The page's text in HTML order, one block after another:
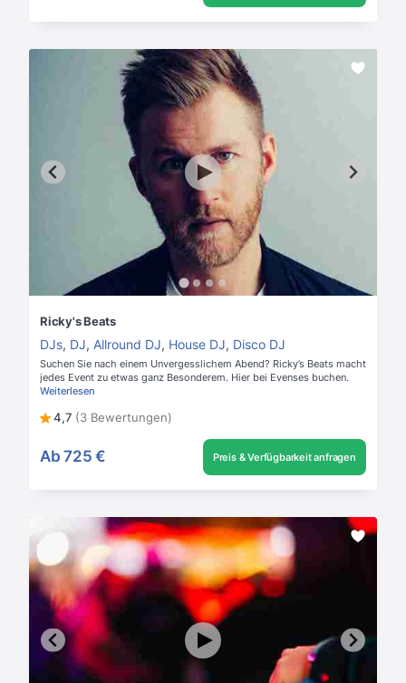
Ricky's Beats
DJs, DJ, Allround DJ, House DJ, Disco DJ
Suchen Sie nach einem Unvergesslichem Abend? Ricky’s Beats macht
jedes Event zu etwas ganz Besonderem. Hier bei Evenses buchen.
Weiterlesen
4,7 (3 Bewertungen)
Ab 725 € Preis & Verfügbarkeit anfragen